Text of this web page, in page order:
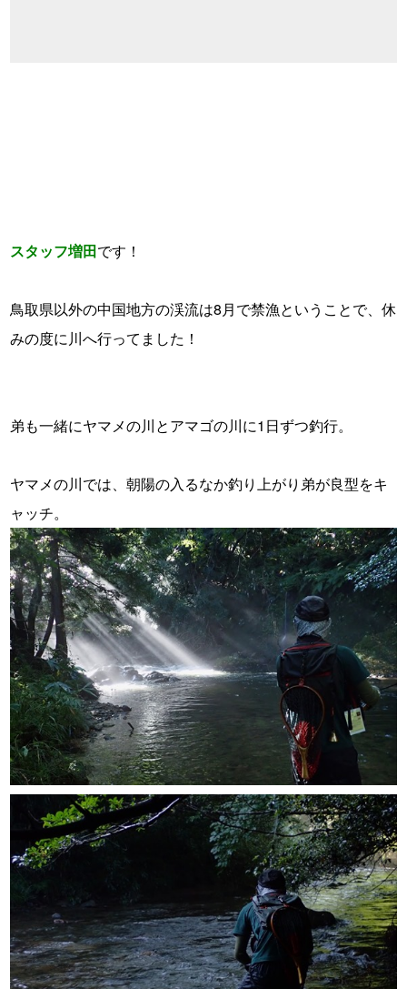
スタッフ増田です！
鳥取県以外の中国地方の渓流は8月で禁漁ということで、休
みの度に川へ行ってました！
弟も一緒にヤマメの川とアマゴの川に1日ずつ釣行。
ヤマメの川では、朝陽の入るなか釣り上がり弟が良型をキ
ャッチ。